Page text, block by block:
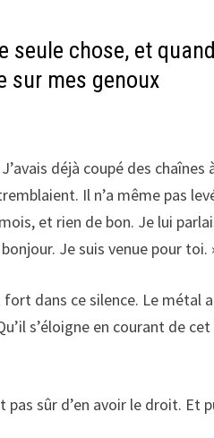
chose, et
sur mes genoux
déjà coupé des
Il n’a même pas
et rien de bon. Je lui
Je suis venue pour toi.
dans ce silence. Le métal
s’éloigne en courant de
sûr d’en avoir le droit. Et